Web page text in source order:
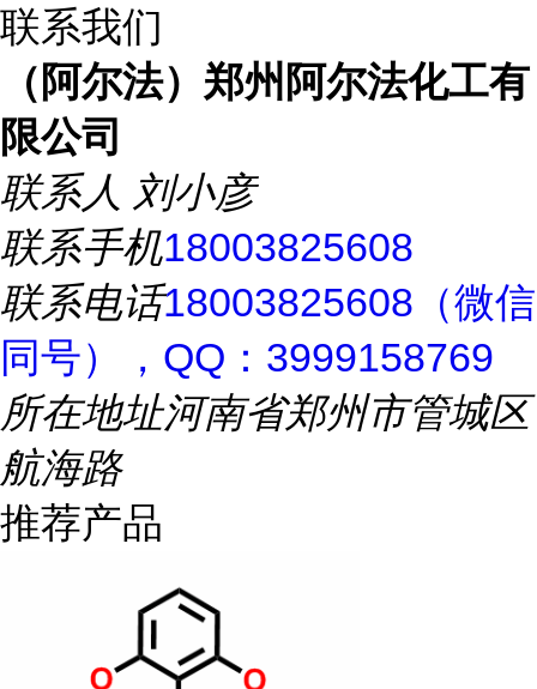
联系我们
（阿尔法）郑州阿尔法化工有
限公司
联系人 刘小彦
联系手机18003825608
联系电话18003825608（微信
同号），QQ：3999158769
所在地址河南省郑州市管城区
航海路
推荐产品